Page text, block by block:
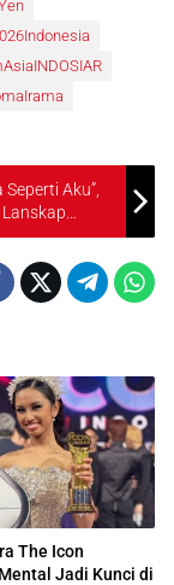
Aku”,
The Icon
Jadi Kunci di